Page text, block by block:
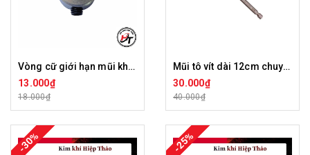
Vòng cữ giới hạn mũi khoan âm vít
13.000₫
18.000₫
Mũi tô vít dài 12cm chuyên vặn vít chéo
30.000₫
40.000₫
-30% -25%